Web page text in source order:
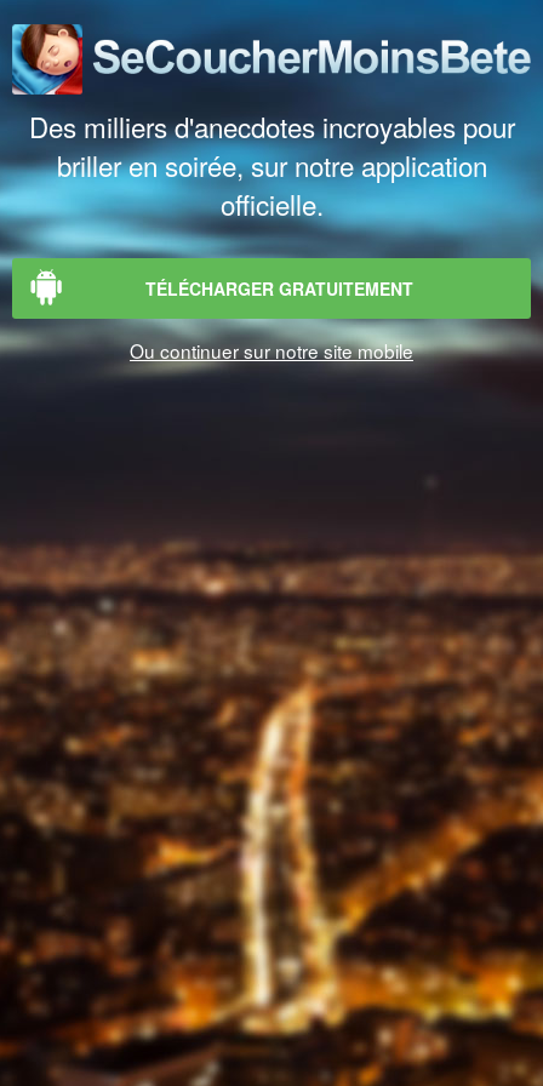
Des milliers d'anecdotes incroyables pour
briller en soirée, sur notre application
officielle.
TÉLÉCHARGER GRATUITEMENT
Ou continuer sur notre site mobile